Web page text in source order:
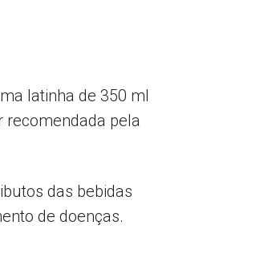
latinha de 350 ml
recomendada pela
das bebidas
de doenças.